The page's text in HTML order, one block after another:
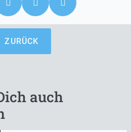
ZURÜCK
auch